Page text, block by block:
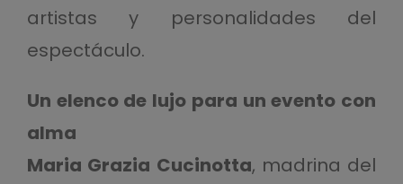
artistas y personalidades del
espectáculo.
Un elenco de lujo para un evento con
alma
Maria Grazia Cucinotta, madrina del